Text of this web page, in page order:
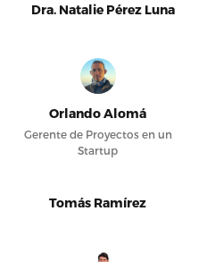
Dra. Natalie Pérez Luna
Orlando Alomá
Gerente de Proyectos en un
Startup
Tomás Ramírez